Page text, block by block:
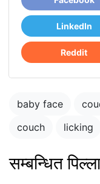
LinkedIn
Reddit
baby face
couch
licking
सम्बन्धित
puppy in the park